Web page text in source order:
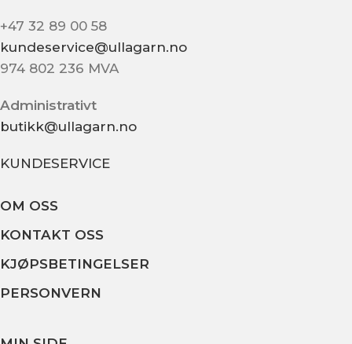
+47 32 89 00 58
kundeservice@ullagarn.no
974 802 236 MVA
Administrativt
butikk@ullagarn.no
KUNDESERVICE
OM OSS
KONTAKT OSS
KJØPSBETINGELSER
PERSONVERN